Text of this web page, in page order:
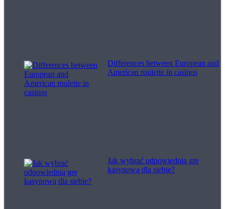
Differences between European and
American roulette in casinos
Jak wybrać odpowiednią grę
kasynową dla siebie?